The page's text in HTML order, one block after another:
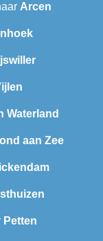
Arcen
Waterland
aan Zee
Petten